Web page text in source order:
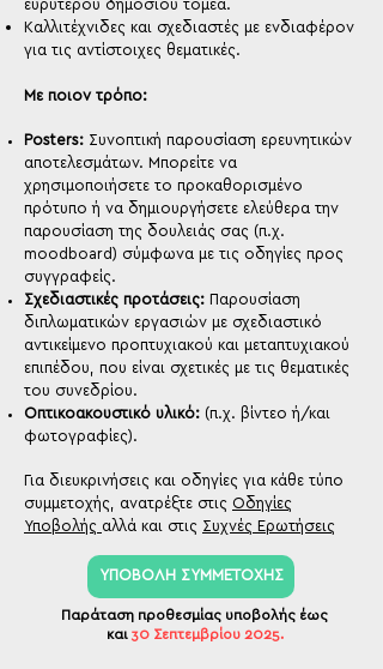
ευρύτερου δημόσιου τομέα.
Καλλιτέχνιδες και σχεδιαστές με ενδιαφέρον
για τις αντίστοιχες θεματικές.
Με ποιον τρόπο:
Posters: Συνοπτική παρουσίαση ερευνητικών
αποτελεσμάτων. Μπορείτε να
χρησιμοποιήσετε το προκαθορισμένο
πρότυπο ή να δημιουργήσετε ελεύθερα την
παρουσίαση της δουλειάς σας (π.χ.
moodboard) σύμφωνα με τις οδηγίες προς
συγγραφείς.
Σχεδιαστικές προτάσεις: Παρουσίαση
διπλωματικών εργασιών με σχεδιαστικό
αντικείμενο προπτυχιακού και μεταπτυχιακού
επιπέδου, που είναι σχετικές με τις θεματικές
του συνεδρίου.
Οπτικοακουστικό υλικό: (π.χ. βίντεο ή/και
φωτογραφίες).
Για διευκρινήσεις και οδηγίες για κάθε τύπο
συμμετοχής, ανατρέξτε στις Οδηγίες
Υποβολής αλλά και στις Συχνές Ερωτήσεις
ΥΠΟΒΟΛΗ ΣΥΜΜΕΤΟΧΗΣ
Παράταση προθεσμίας υποβολής έως
και 30 Σεπτεμβρίου 2025.